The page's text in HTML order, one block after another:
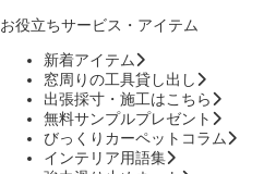
お役立ちサービス・アイテム
新着アイテム
窓周りの工具貸し出し
出張採寸・施工はこちら
無料サンプルプレゼント
びっくりカーペットコラム
インテリア用語集